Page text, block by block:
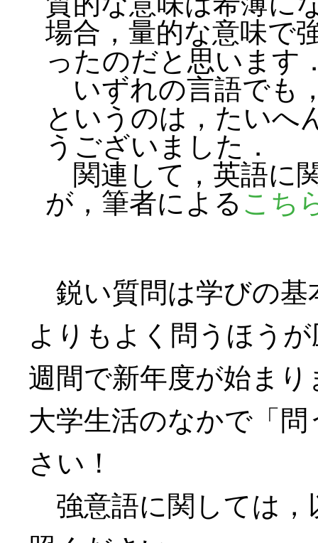
場合，量的な意味で
ったのだと思います
いずれの言語でも
というのは，たいへ
うございました．
関連して，英語に
が，筆者による こち
鋭い質問は学びの基
よりもよく問うほう
週間で新年度が始ま
大学生活のなかで「
さい！
強意語に関しては，